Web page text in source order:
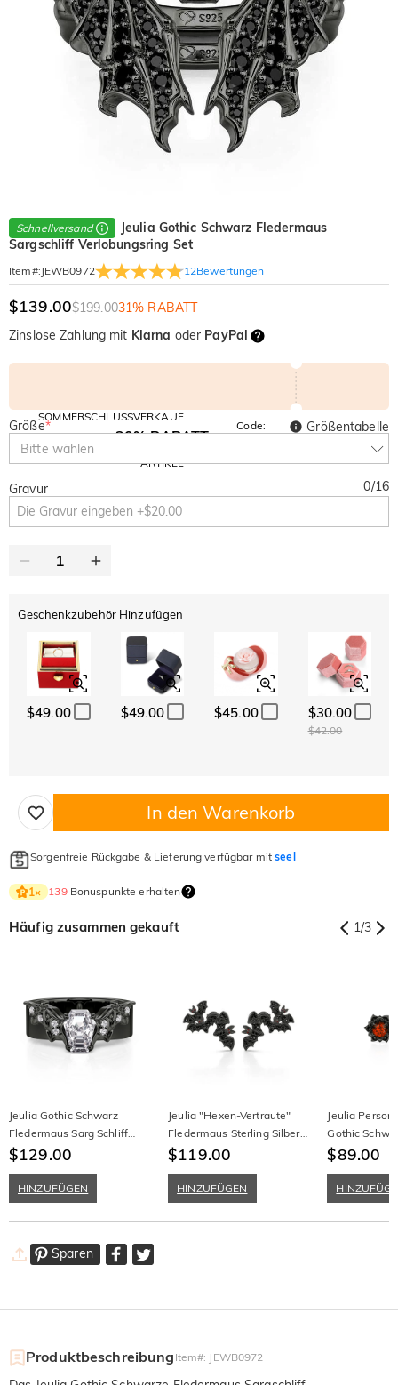
Schnellversand
Jeulia Gothic Schwarz Fledermaus
Sargschliff Verlobungsring Set
Item#: JEWB0972 12Bewertungen
$139.00$199.0031% RABATT
Zinslose Zahlung mit Klarna oder PayPal
SOMMERSCHLUSSVERKAUF
10% RABATT
AUF ALLES
30% RABATT
ARTIKEL
Code:
SUMMER
Größe*
Bitte wählen
Größentabelle
Gravur 0/16
Geschenkzubehör Hinzufügen
$49.00 $49.00 $45.00 $30.00
$42.00
In den Warenkorb
Sorgenfreie Rückgabe & Lieferung verfügbar mitseel
1× 139Bonuspunkte erhalten
Häufig zusammen gekauft 1/3
Jeulia Gothic Schwarz
Fledermaus Sarg Schliff
Ring für Herren
$129.00
HINZUFÜGEN
Jeulia "Hexen-Vertraute"
Fledermaus Sterling Silber
Ohrringe
$119.00
HINZUFÜGEN
Jeulia
Gothic
Rundschliff
$89.00
Sparen
Produktbeschreibung Item#: JEWB0972